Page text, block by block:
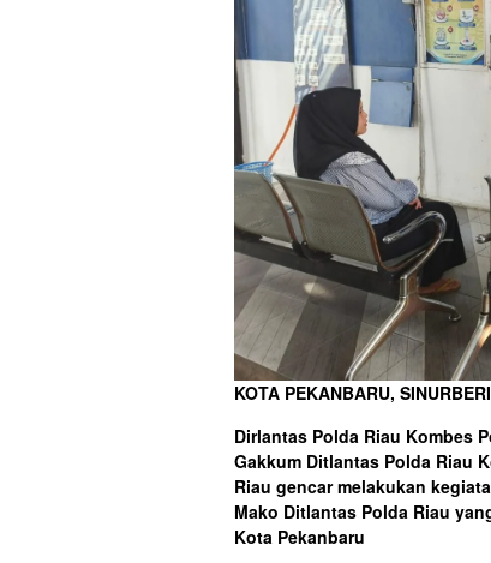
KOTA PEKANBARU,
Dirlantas Polda Riau Kombes
Gakkum Ditlantas Polda Riau
Riau gencar melakukan
Mako Ditlantas Polda Riau
Kota Pekanbaru